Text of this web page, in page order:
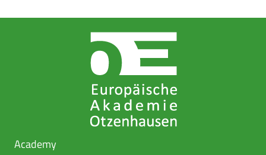
Academy